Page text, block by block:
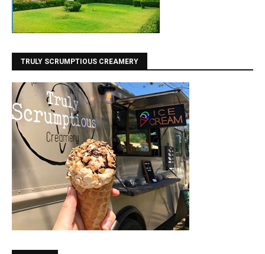
TRULY SCRUMPTIOUS CREAMERY